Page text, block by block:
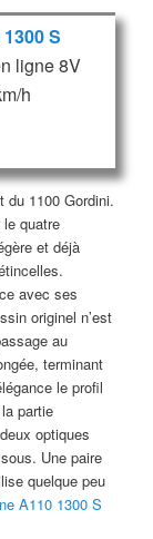
S
ligne 8V
h
du 1100 Gordini.
quatre
et déjà
avec ses
originel n’est
au
terminant
le profil
partie
optiques
Une paire
quelque peu
A110 1300 S